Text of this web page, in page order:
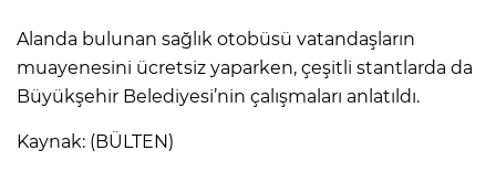
Alanda bulunan sağlık otobüsü vatandaşların
muayenesini ücretsiz yaparken, çeşitli stantlarda da
Büyükşehir Belediyesi’nin çalışmaları anlatıldı.
Kaynak: (BÜLTEN)